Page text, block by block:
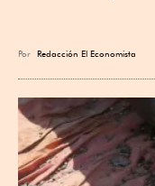
Por Redacción El Economista